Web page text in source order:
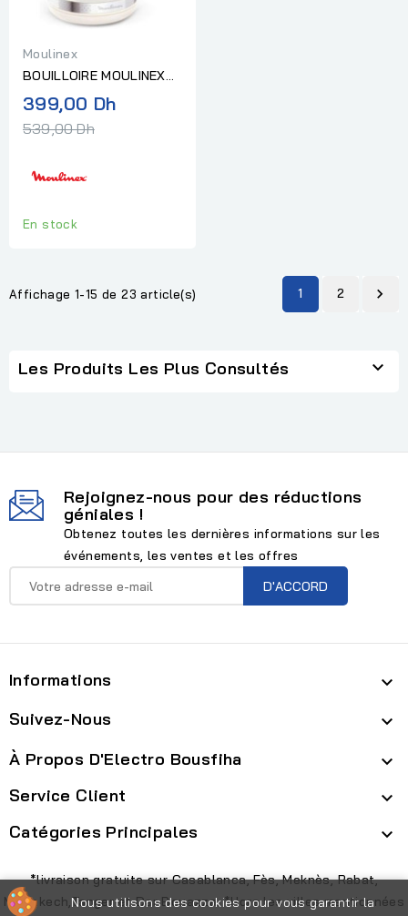
Moulinex
BOUILLOIRE MOULINEX
BY320A SOLEIL IVOIRE
1,7L
399,00 DhPrix
539,00 Dh
En stock
Affichage 1-15 de 23 article(s) 1 2 
Les Produits Les Plus Consultés 
Rejoignez-nous pour des réductions
géniales !
Obtenez toutes les dernières informations sur les
événements, les ventes et les offres
Informations 
Suivez-Nous 
À Propos D'Electro Bousfiha 
Service Client 
Catégories Principales 
Nous utilisons des cookies pour vous garantir la
*livraison gratuite sur Casablanca, Fès, Meknès, Rabat,
Marrakech,Tanger et Dar Bouazza. *Hors les villes mentionnées